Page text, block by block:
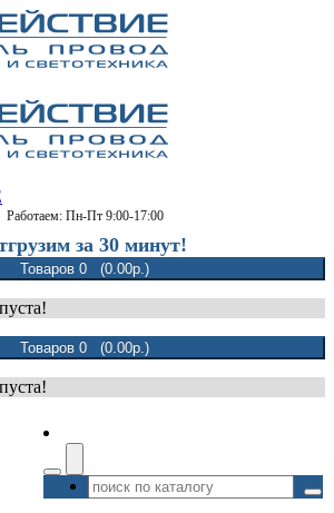
Работаем: Пн-Пт 9:00-17:00
за 30 минут!
Товаров 0 (0.00р.)
Товаров 0 (0.00р.)